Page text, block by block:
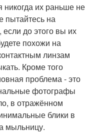
никогда их раньше не
пытайтесь на
если до этого вы их
похожи на
линзам
Кроме того
проблема - это
фотографы
в отражённом
блики в
мыльницу.